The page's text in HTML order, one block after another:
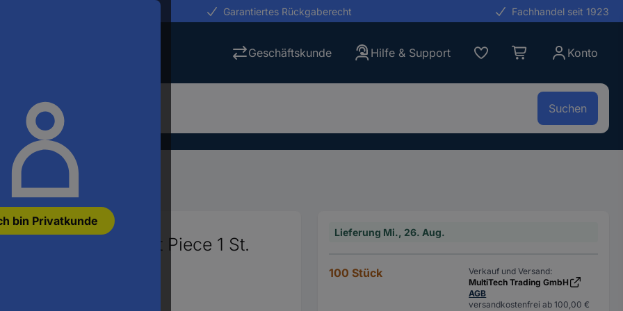
bin Privatkunde
Garantiertes Rückgaberecht Fachhandel seit 1923
Geschäftskunde Hilfe & Support Konto
Suchen
Schalttechnik
mit Hilfskontakt Piece 1 St.
Lieferung Mi., 26. Aug.
100 Stück
Verkauf und Versand:
MultiTech Trading GmbH
AGB
versandkostenfrei ab 100,00 €